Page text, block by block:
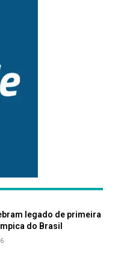
legado de primeira
do Brasil